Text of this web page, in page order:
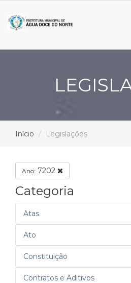
Início Legislações
Ano: 7202
Categoria
Atas
Ato
Constituição
Contratos e Aditivos